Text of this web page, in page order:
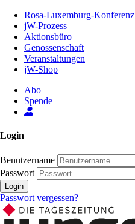
Inhalt
Seite
Rosa-Luxemburg-Konferenz
jW-Prozess
Aktionsbüro
Genossenschaft
Veranstaltungen
jW-Shop
Abo
Spende
Login
Benutzername
Passwort
Login
Passwort vergessen?